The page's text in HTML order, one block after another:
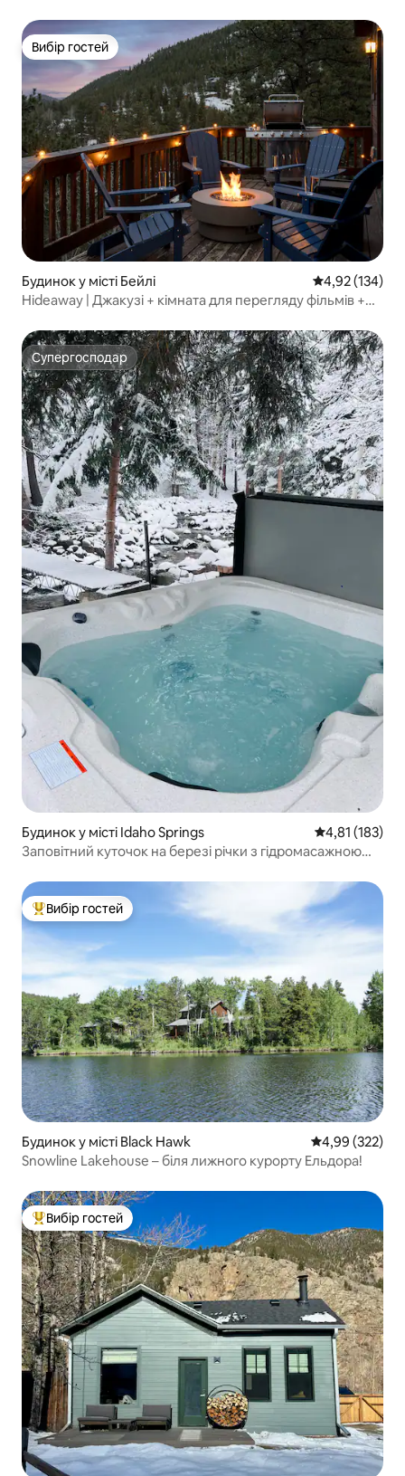
Вибір гостей
Вибір гостей
Будинок у місті Бейлі Середня
4,92 (134)
Hideaway | Джакузі + кімната для перегляду фільмів +
Супергосподар
Супергосподар
Будинок у місті Idaho Springs Середня
4,81 (183)
Заповітний куточок на березі річки з гідромасажною
Топ вибір гостей
Вибір гостей
Будинок у місті Black Hawk Середня
4,99 (322)
Snowline Lakehouse – біля лижного курорту Ельдора!
Топ вибір гостей
Вибір гостей